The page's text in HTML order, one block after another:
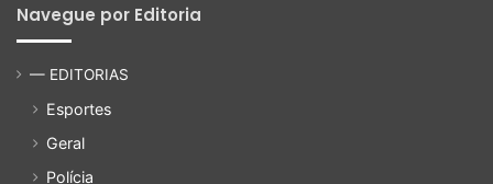
Navegue por Editoria
— EDITORIAS
Esportes
Geral
Polícia